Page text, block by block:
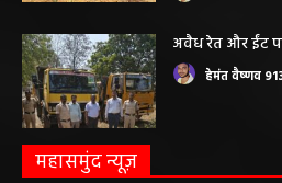
अवैध रेत और ईंट
हेमंत वैष्णव
महासमुंद न्यूज़